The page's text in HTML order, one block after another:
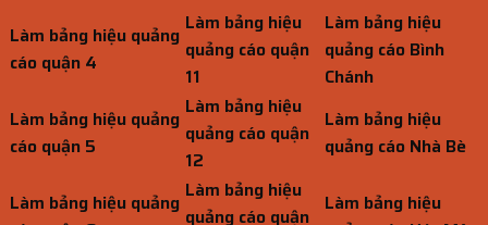
Làm bảng hiệu quảng
cáo quận 4
Làm bảng hiệu
quảng cáo quận
11
Làm bảng hiệu
quảng cáo Bình
Chánh
Làm bảng hiệu quảng
cáo quận 5
Làm bảng hiệu
quảng cáo quận
12
Làm bảng hiệu
quảng cáo Nhà Bè
Làm bảng hiệu quảng Làm bảng hiệu
quảng cáo quận
Làm bảng hiệu